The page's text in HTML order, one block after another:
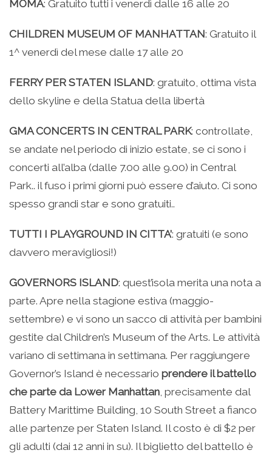
MOMA: Gratuito tutti i venerdì dalle 16 alle 20
CHILDREN MUSEUM OF MANHATTAN: Gratuito il
1^ venerdì del mese dalle 17 alle 20
FERRY PER STATEN ISLAND: gratuito, ottima vista
dello skyline e della Statua della libertà
GMA CONCERTS IN CENTRAL PARK: controllate,
se andate nel periodo di inizio estate, se ci sono i
concerti all’alba (dalle 7.00 alle 9.00) in Central
Park.. il fuso i primi giorni può essere d’aiuto. Ci sono
spesso grandi star e sono gratuiti..
TUTTI I PLAYGROUND IN CITTA’: gratuiti (e sono
davvero meravigliosi!)
GOVERNORS ISLAND: quest’isola merita una nota a
parte. Apre nella stagione estiva (maggio-
settembre) e vi sono un sacco di attività per bambini
gestite dal Children’s Museum of the Arts. Le attività
variano di settimana in settimana. Per raggiungere
Governor’s Island è necessario prendere il battello
che parte da Lower Manhattan , precisamente dal
Battery Marittime Building, 10 South Street a fianco
alle partenze per Staten Island. Il costo è di $2 per
gli adulti (dai 12 anni in su). Il biglietto del battello è